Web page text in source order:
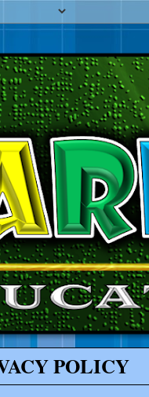
POLICY